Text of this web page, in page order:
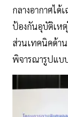
กลางอากาศได้
ป้องกันอุบัติเห
ส่วนเทคนิคด้า
พิจารณารูปแบ